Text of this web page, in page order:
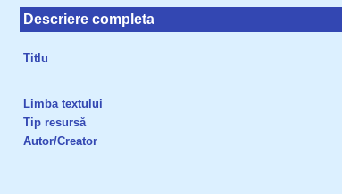
Descriere completa
Titlu
Limba textului
Tip resursă
Autor/Creator